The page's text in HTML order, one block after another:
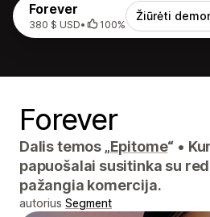
Forever
380 $ USD• 100%
Žiūrėti
Forever
Dalis temos „Epitome“ •
papuošalai susitinka su
pažangia komercija.
autorius Segment